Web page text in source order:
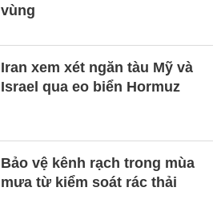
vùng
Iran xem xét ngăn tàu Mỹ và
Israel qua eo biển Hormuz
Bảo vệ kênh rạch trong mùa
mưa từ kiểm soát rác thải